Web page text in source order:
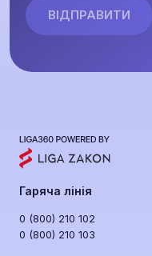
Гаряча лінія
0 (800) 210 102
0 (800) 210 103